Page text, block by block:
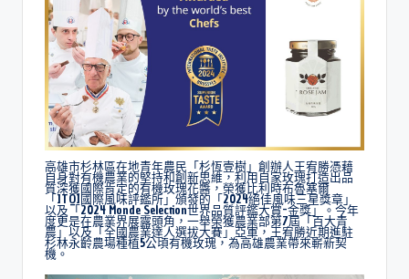
高雄市杉林區在地青年農民「杉恆壹樹」創辦人王宥勝憑藉
自身對有機農業的堅持和創新思維，利用自家玫瑰打造出品
質深獲國際肯定的有機玫瑰花醬，榮獲比利時布魯塞爾
「ITQI國際風味評鑑所」頒發的「2024絕佳風味三星獎章」
以及「2024 Monde Selection世界品質評鑑大賞-金獎」。今年
度更是在農業界展露頭角，一舉榮獲農業部第7屆「百大青
農」以及「全國農業達人選拔大賽」亞軍，王宥勝近期進駐
杉林永齡農場種植5公頃有機玫瑰，為高雄農業帶來嶄新契
機。